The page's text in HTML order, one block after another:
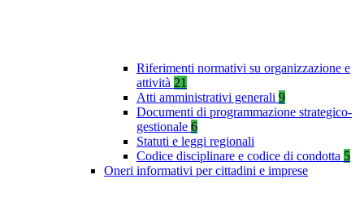
Riferimenti normativi su organizzazione e
attività 21
Atti amministrativi generali 9
Documenti di programmazione strategico-
gestionale 6
Statuti e leggi regionali
Codice disciplinare e codice di condotta 5
Oneri informativi per cittadini e imprese